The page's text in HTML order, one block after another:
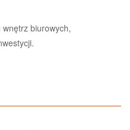
biurowych,